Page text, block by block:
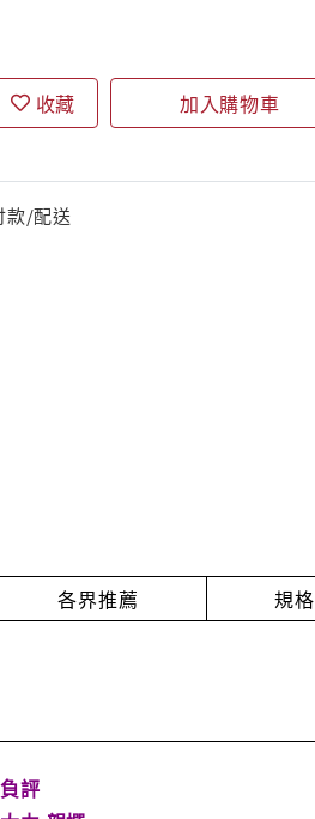
收藏 加入購物車
款/配送
各界推薦 規格
評